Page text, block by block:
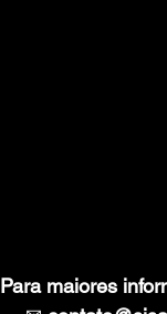
Para maiores